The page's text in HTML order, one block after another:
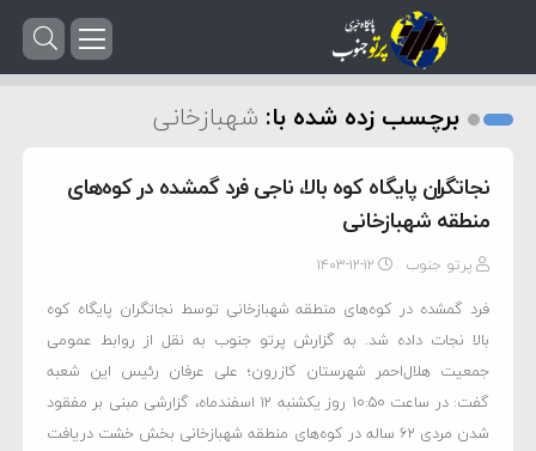
برچسب زده شده با: شهبازخانی
نجاتگران پایگاه کوه بالا، ناجی فرد گمشده در کوه‌های
منطقه شهبازخانی
پرتو جنوب ۱۴۰۳-۱۲-۱۲
فرد گمشده در کوه‌های منطقه شهبازخانی توسط نجاتگران پایگاه کوه
بالا نجات داده شد. به گزارش پرتو جنوب به نقل از روابط عمومی
جمعیت هلال‌احمر شهرستان کازرون؛ علی عرفان رئیس این شعبه
گفت: در ساعت ۱۰:۵۰ روز یکشنبه ‌۱۲ اسفندماه، گزارشی مبنی بر مفقود
شدن مردی ۶۲ ساله در کوه‌های منطقه شهبازخانی بخش خشت دریافت